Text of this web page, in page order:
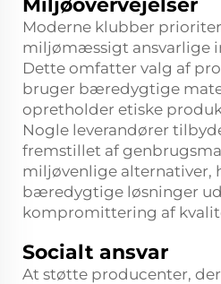
Miljøovervejelser
Moderne klubber
miljømæssigt ansvarlige
Dette omfatter valg af
bruger bæredygtige
opretholder etiske
Nogle leverandører
fremstillet af
miljøvenlige alternativer,
bæredygtige løsninger
kompromittering af
Socialt ansvar
At støtte producenter,